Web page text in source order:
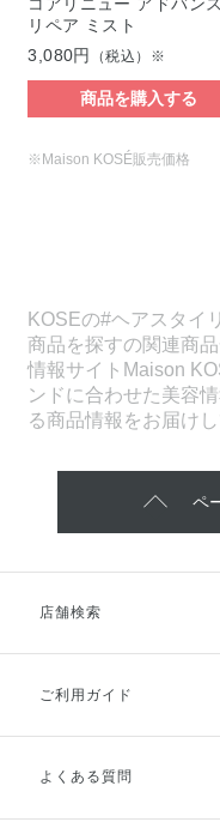
リペア ミスト
3,080円
（税込）※
商品を購入する
※Maison KOSÉ販売価格
KOSEの#ヘアスタイ
商品を探すの関連商
情報サイトMaison
ンドに合わせた美容
る商品情報をお届けし
ペ
店舗検索
ご利用ガイド
ご利用ガイドトップ
よくある質問